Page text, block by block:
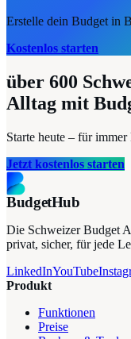
Erstelle dein Budget in
Kostenlos starten
über 600
Alltag mit
Starte heute – für
Jetzt kostenlos starten
BudgetHub
Die Schweizer Budget
privat, sicher, für jede
LinkedInYouTube
Produkt
Funktionen
Preise